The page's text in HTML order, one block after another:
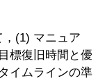
(1) マニュア
標復旧時間と優
イムラインの準